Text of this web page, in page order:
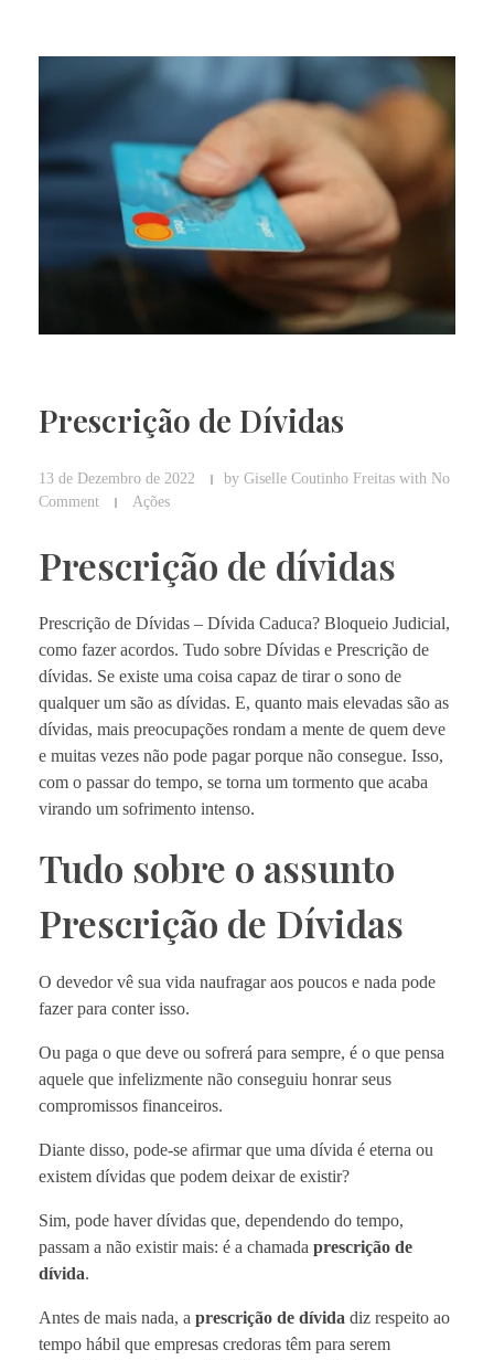
Prescrição de Dívidas
13 de Dezembro de 2022 by Giselle Coutinho Freitas with No
Comment
Ações
Prescrição de dívidas
Prescrição de Dívidas – Dívida Caduca? Bloqueio Judicial,
como fazer acordos. Tudo sobre Dívidas e Prescrição de
dívidas. Se existe uma coisa capaz de tirar o sono de
qualquer um são as dívidas. E, quanto mais elevadas são as
dívidas, mais preocupações rondam a mente de quem deve
e muitas vezes não pode pagar porque não consegue. Isso,
com o passar do tempo, se torna um tormento que acaba
virando um sofrimento intenso.
Tudo sobre o assunto
Prescrição de Dívidas
O devedor vê sua vida naufragar aos poucos e nada pode
fazer para conter isso.
Ou paga o que deve ou sofrerá para sempre, é o que pensa
aquele que infelizmente não conseguiu honrar seus
compromissos financeiros.
Diante disso, pode-se afirmar que uma dívida é eterna ou
existem dívidas que podem deixar de existir?
Sim, pode haver dívidas que, dependendo do tempo,
passam a não existir mais: é a chamada prescrição de
dívida.
Antes de mais nada, a prescrição de dívida diz respeito ao
tempo hábil que empresas credoras têm para serem